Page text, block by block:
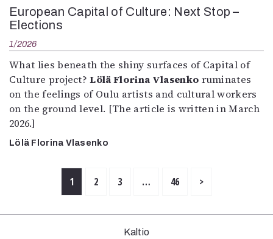
European Capital of Culture: Next Stop –
Elections
1/2026
What lies beneath the shiny surfaces of Capital of
Culture project?Lölä Florina Vlasenko ruminates
on the feelings of Oulu artists and cultural workers
on the ground level. [The article is written in March
2026.]
Lölä Florina Vlasenko
1 2 3 … 46 >
Kaltio